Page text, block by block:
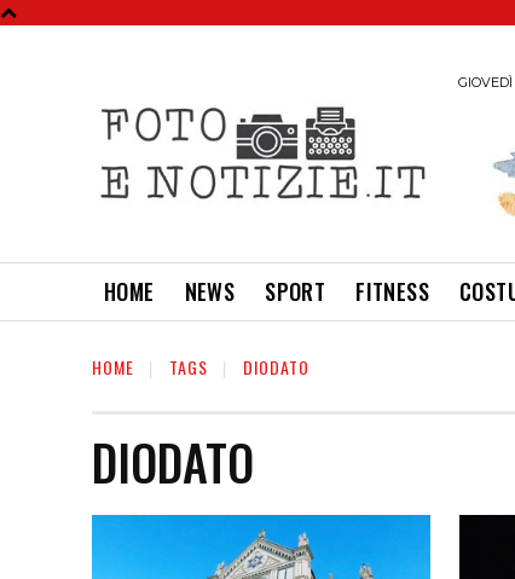
HOME NEWS SPORT FITNESS
HOME TAGS DIODATO
DIODATO